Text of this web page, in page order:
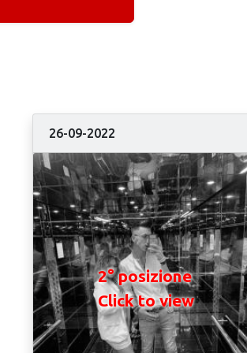
26-09-2022
2° posizione
Click to view